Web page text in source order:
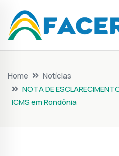
Home
Notícias
NOTA DE
ICMS em Rondônia